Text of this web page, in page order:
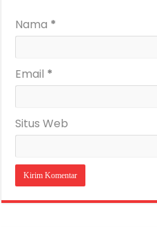
Nama *
Email *
Situs Web